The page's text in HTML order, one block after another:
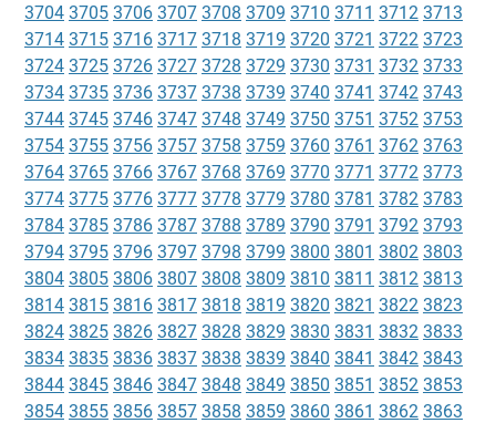
3704 3705 3706 3707 3708 3709 3710 3711 3712 3713
3714 3715 3716 3717 3718 3719 3720 3721 3722 3723
3724 3725 3726 3727 3728 3729 3730 3731 3732 3733
3734 3735 3736 3737 3738 3739 3740 3741 3742 3743
3744 3745 3746 3747 3748 3749 3750 3751 3752 3753
3754 3755 3756 3757 3758 3759 3760 3761 3762 3763
3764 3765 3766 3767 3768 3769 3770 3771 3772 3773
3774 3775 3776 3777 3778 3779 3780 3781 3782 3783
3784 3785 3786 3787 3788 3789 3790 3791 3792 3793
3794 3795 3796 3797 3798 3799 3800 3801 3802 3803
3804 3805 3806 3807 3808 3809 3810 3811 3812 3813
3814 3815 3816 3817 3818 3819 3820 3821 3822 3823
3824 3825 3826 3827 3828 3829 3830 3831 3832 3833
3834 3835 3836 3837 3838 3839 3840 3841 3842 3843
3844 3845 3846 3847 3848 3849 3850 3851 3852 3853
3854 3855 3856 3857 3858 3859 3860 3861 3862 3863